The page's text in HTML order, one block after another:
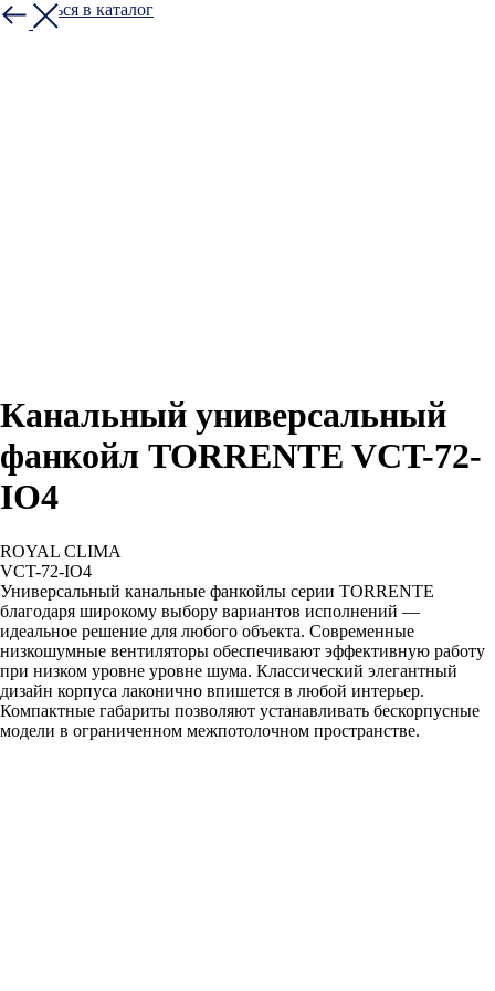
Вернуться в каталог
Канальный универсальный
фанкойл TORRENTE VCT-72-
IO4
ROYAL CLIMA
VCT-72-IO4
Универсальный канальные фанкойлы серии TORRENTE
благодаря широкому выбору вариантов исполнений —
идеальное решение для любого объекта. Современные
низкошумные вентиляторы обеспечивают эффективную работу
при низком уровне уровне шума. Классический элегантный
дизайн корпуса лаконично впишется в любой интерьер.
Компактные габариты позволяют устанавливать бескорпусные
модели в ограниченном межпотолочном пространстве.